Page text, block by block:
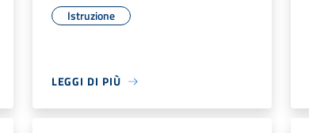
Istruzione
LEGGI DI PIÙ